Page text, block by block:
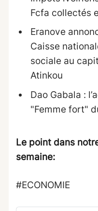
Fcfa collectés
Eranove
Caisse
sociale au
Atinkou
Dao Gabala :
"Femme fort"
Le point dans
semaine:
#ECONOMIE